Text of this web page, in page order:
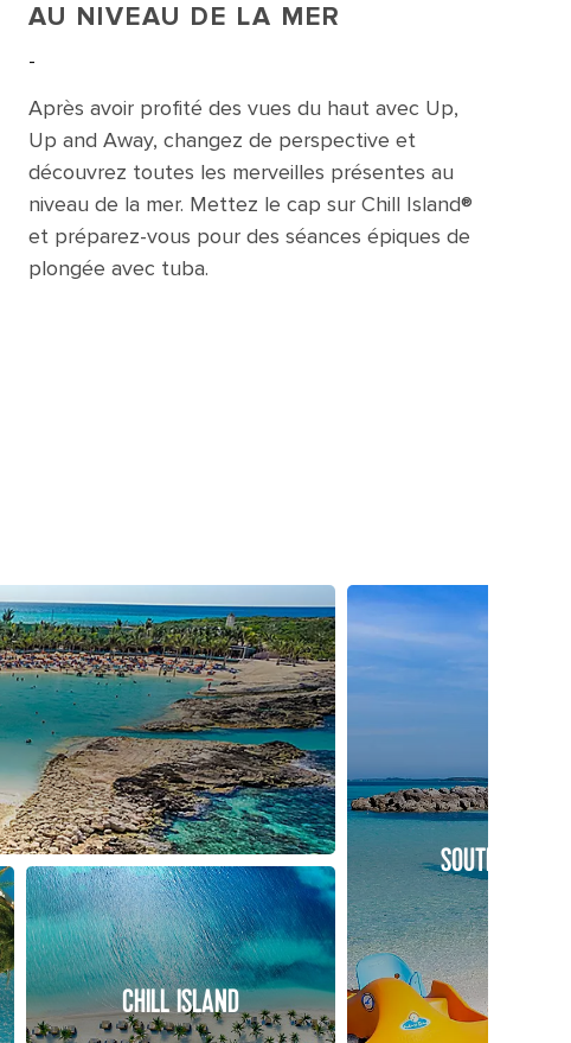
AU NIVEAU DE LA MER
-
Après avoir profité des vues du haut avec Up,
Up and Away, changez de perspective et
découvrez toutes les merveilles présentes au
niveau de la mer. Mettez le cap sur Chill Island®
et préparez-vous pour des séances épiques de
plongée avec tuba.
CHILL ISLAND
SOUTH BEACH